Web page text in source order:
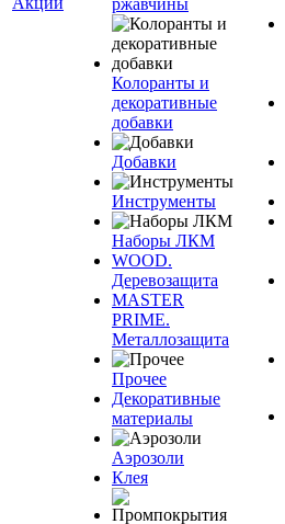
ржавчины
Колоранты и
декоративные
добавки
Добавки
Инструменты
Наборы ЛКМ
WOOD.
Деревозащита
MASTER
PRIME.
Металлозащита
Прочее
Декоративные
материалы
Аэрозоли
Клея